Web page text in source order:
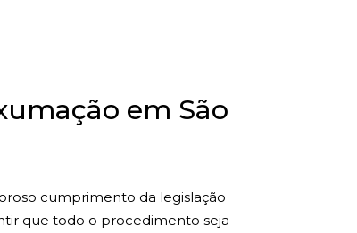
em São
cumprimento da legislação
que todo o procedimento seja